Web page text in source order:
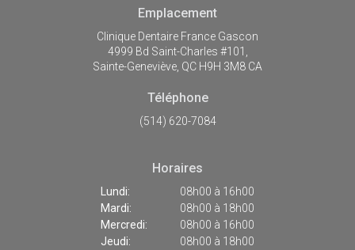
Emplacement
Clinique Dentaire France Gascon
4999 Bd Saint-Charles #101
Sainte-Geneviève QC H9H 3M8 CA
Téléphone
(514) 620-7084
Horaires
Lundi:
08h00 à 16h00
Mardi:
08h00 à 18h00
Mercredi:
08h00 à 16h00
Jeudi:
08h00 à 18h00